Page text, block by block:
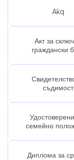
Akq
Акт за
граждански
съдимост
семейно
Диплома за